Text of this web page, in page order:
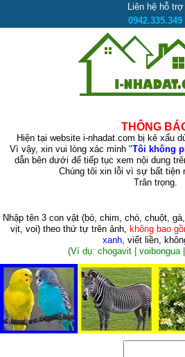
Liên hệ hỗ trợ
0942.335.349
THÔNG
Hiện tại website i-nhadat.com bị kẻ xấu
Vì vậy, xin vui lòng xác minh "Tôi không
dẫn bên dưới để tiếp tục xem nội dung
Chúng tôi xin lỗi vì sự bất tiện
Trân trọng.
Nhập tên 3 con vật (bò, chim, chó, chuột,
vịt, voi)theo thứ tự trên ảnh, không bao
xanh, viết liền,
(Ví dụ: chogavit | voibongua